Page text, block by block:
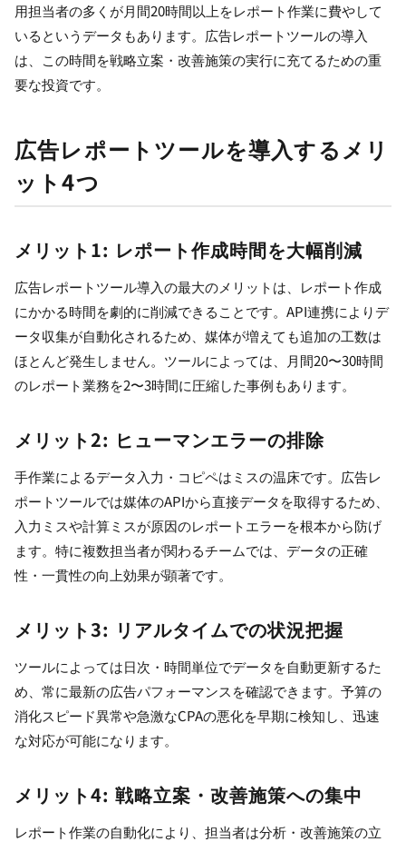
用担当者の多くが月間20時間以上をレポート作業に費やして
いるというデータもあります。広告レポートツールの導入
は、この時間を戦略立案・改善施策の実行に充てるための重
要な投資です。
広告レポートツールを導入するメリ
ット4つ
メリット1: レポート作成時間を大幅削減
広告レポートツール導入の最大のメリットは、レポート作成
にかかる時間を劇的に削減できることです。API連携によりデ
ータ収集が自動化されるため、媒体が増えても追加の工数は
ほとんど発生しません。ツールによっては、月間20〜30時間
のレポート業務を2〜3時間に圧縮した事例もあります。
メリット2: ヒューマンエラーの排除
手作業によるデータ入力・コピペはミスの温床です。広告レ
ポートツールでは媒体のAPIから直接データを取得するため、
入力ミスや計算ミスが原因のレポートエラーを根本から防げ
ます。特に複数担当者が関わるチームでは、データの正確
性・一貫性の向上効果が顕著です。
メリット3: リアルタイムでの状況把握
ツールによっては日次・時間単位でデータを自動更新するた
め、常に最新の広告パフォーマンスを確認できます。予算の
消化スピード異常や急激なCPAの悪化を早期に検知し、迅速
な対応が可能になります。
メリット4: 戦略立案・改善施策への集中
レポート作業の自動化により、担当者は分析・改善施策の立